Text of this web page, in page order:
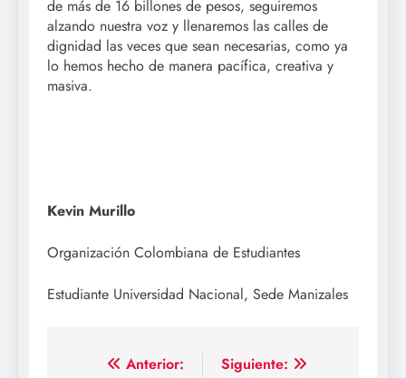
de más de 16 billones de pesos, seguiremos
alzando nuestra voz y llenaremos las calles de
dignidad las veces que sean necesarias, como ya
lo hemos hecho de manera pacífica, creativa y
masiva.
Kevin Murillo
Organización Colombiana de Estudiantes
Estudiante Universidad Nacional, Sede Manizales
Navegación
Anterior:
Siguiente: